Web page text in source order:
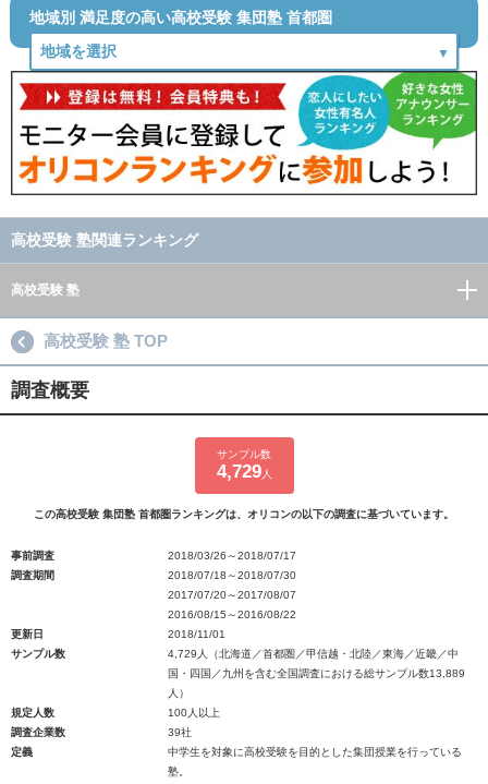
地域別 満足度の高い高校受験 集団塾 首都圏
高校受験 塾関連ランキング
高校受験 塾
高校受験 塾 TOP
調査概要
サンプル数
4,729人
この高校受験 集団塾 首都圏ランキングは、オリコンの以下の調査に基づいています。
事前調査
2018/03/26～2018/07/17
調査期間
2018/07/18～2018/07/30
2017/07/20～2017/08/07
2016/08/15～2016/08/22
更新日
2018/11/01
サンプル数
4,729人（北海道／首都圏／甲信越・北陸／東海／近畿／中
国・四国／九州を含む全国調査における総サンプル数13,889
人）
規定人数
100人以上
調査企業数
39社
定義
中学生を対象に高校受験を目的とした集団授業を行っている
塾。